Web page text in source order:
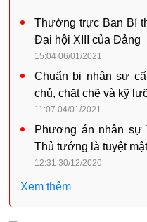
Thường trực Ban Bí
Đại hội XIII của Đảng
15:04 06/01/2021
Chuẩn bị nhân sự
chủ, chặt chẽ và kỹ
11:07 04/01/2021
Phương án nhân sự
Thủ tướng là tuyệt mật
12:31 30/12/2020
Xem thêm